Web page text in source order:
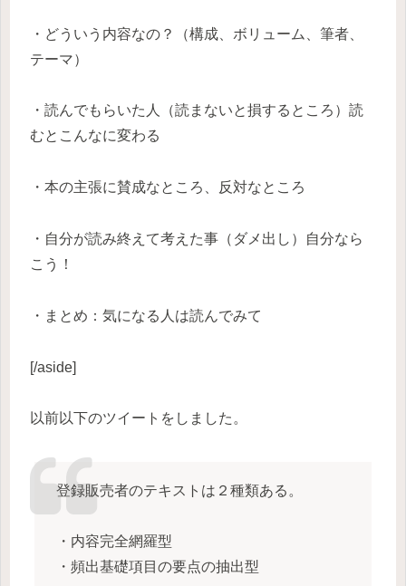
・どういう内容なの？（構成、ボリューム、筆者、
テーマ）
・読んでもらいた人（読まないと損するところ）読
むとこんなに変わる
・本の主張に賛成なところ、反対なところ
・自分が読み終えて考えた事（ダメ出し）自分なら
こう！
・まとめ：気になる人は読んでみて
[/aside]
以前以下のツイートをしました。
登録販売者のテキストは２種類ある。
・内容完全網羅型
・頻出基礎項目の要点の抽出型